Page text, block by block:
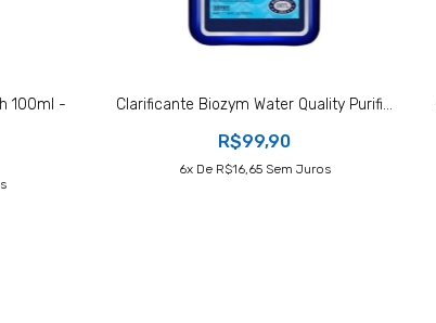
100ml -
Clarificante Biozym Water Quality Purifi...
R$99,90
6X De R$16,65Sem Juros